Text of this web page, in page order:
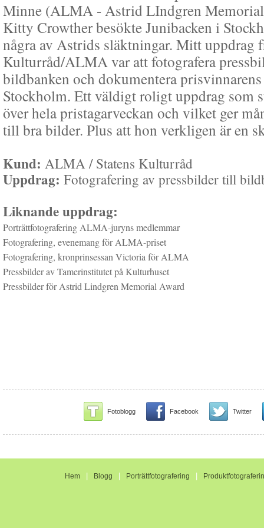
Minne (ALMA - Astrid LIndgren
Kitty Crowther besökte Junibacken i
några av Astrids släktningar. Mitt uppdrag
Kulturråd/ALMA var att fotografera
bildbanken och dokumentera
Stockholm. Ett väldigt roligt uppdrag som
över hela pristagarveckan och vilket ger
till bra bilder. Plus att hon verkligen är en
Kund: ALMA / Statens Kulturråd
Uppdrag: Fotografering av pressbilder till
Liknande uppdrag:
Porträttfotografering ALMA-juryns medlemmar
Fotografering, evenemang för ALMA-priset
Fotografering, kronprinsessan Victoria för ALMA
Pressbilder av Tamerinstitutet på Kulturhuset
Pressbilder för Astrid Lindgren Memorial Award
Fotoblogg Facebook Twitter
Hem Blogg Porträttfotografering